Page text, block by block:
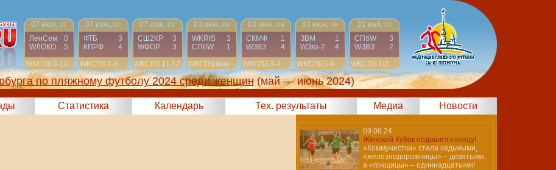
07 июн, пт
ЛенСем
0
WЛОКО
5
WКСПб9-10
07 июн, пт
ФТБ
3
КПРФ
4
WКСПб7-8
07 июн, пт
СШ2КР
3
WФОР
3
WКСПб 11-12
03 июн, пн
WKRIS
3
СПбW
1
WКСПбФин
03 июн, пн
СКМФ
1
WЗВЗ
4
WКСПб3-4
03 июн, пн
ЗВМ
1
WЗвз-2
4
WКСПб5-6
31 май, пт
СПбW
3
WЗВЗ
2
WКСПб 1/2
по пляжному футболу 2024 среди женщин (май — июнь 2024)
Статистика Календарь Тех. результаты Медиа Новости
09.06.24
Женский Кубок подошел к концу!
«Коммунистки» стали седьмыми,
«железнодорожницы» – девятыми,
а «гонщицы» – одиннадцатыми!